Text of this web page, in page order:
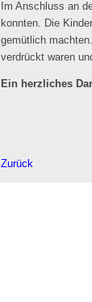
Im Anschluss an
konnten. Die
gemütlich
verdrückt waren
Ein herzliches
Zurück